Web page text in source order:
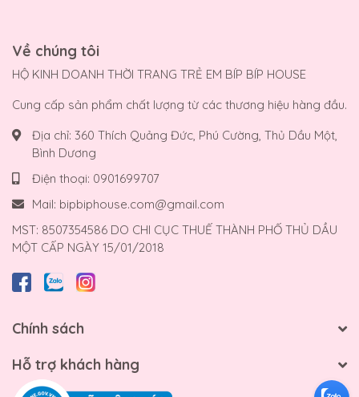
Về chúng tôi
HỘ KINH DOANH THỜI TRANG TRẺ EM BÍP BÍP HOUSE
Cung cấp sản phẩm chất lượng từ các thương hiệu hàng đầu.
Địa chỉ: 360 Thích Quảng Đức, Phú Cường, Thủ Dầu Một,
Bình Dương
Điện thoại: 0901699707
Mail: bipbiphouse.com@gmail.com
MST: 8507354586 DO CHI CỤC THUẾ THÀNH PHỐ THỦ DẦU
MỘT CẤP NGÀY 15/01/2018
Chính sách
Hỗ trợ khách hàng